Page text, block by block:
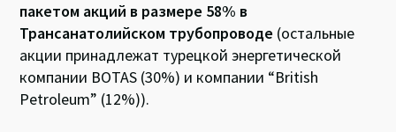
пакетом акций в размере 58% в
Трансанатолийском трубопроводе (остальные
акции принадлежат турецкой энергетической
компании BOTAS (30%) и компании “British
Petroleum” (12%)).